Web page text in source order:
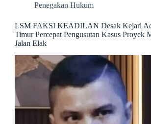
Penegakan Hukum
LSM FAKSI KEADILAN Desak Kejari
Timur Percepat Pengusutan Kasus Proyek
Jalan Elak